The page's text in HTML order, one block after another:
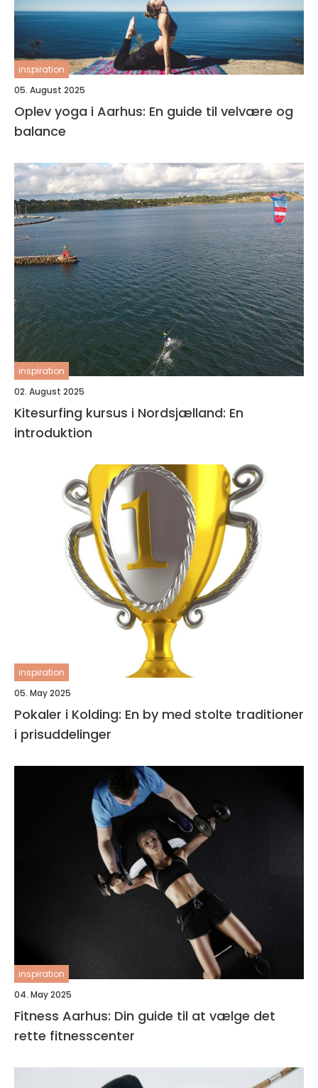
inspiration
05. August 2025
Oplev yoga i Aarhus: En guide til velvære og
balance
inspiration
02. August 2025
Kitesurfing kursus i Nordsjælland: En
introduktion
inspiration
05. May 2025
Pokaler i Kolding: En by med stolte traditioner
i prisuddelinger
inspiration
04. May 2025
Fitness Aarhus: Din guide til at vælge det
rette fitnesscenter